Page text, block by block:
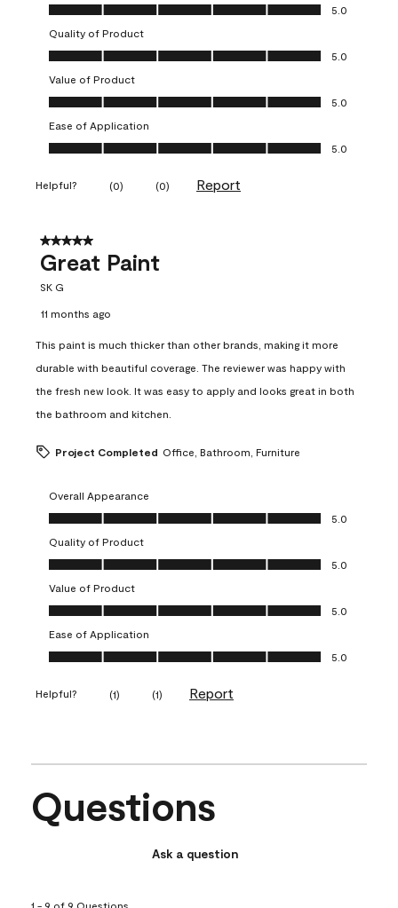
Overall Appearance, 5.0 out of 5
5.0
Quality of Product
Quality of Product, 5.0 out of 5
5.0
Value of Product
Value of Product, 5.0 out of 5
5.0
Ease of Application
Ease of Application, 5.0 out of 5
5.0
Helpful? (0) (0) Report
5 out of 5 stars.
Great Paint
SK G
11 months ago
This paint is much thicker than other brands, making it more
durable with beautiful coverage. The reviewer was happy with
the fresh new look. It was easy to apply and looks great in both
the bathroom and kitchen.
Project Completed Office, Bathroom, Furniture
Overall Appearance
Overall Appearance, 5.0 out of 5
5.0
Quality of Product
Quality of Product, 5.0 out of 5
5.0
Value of Product
Value of Product, 5.0 out of 5
5.0
Ease of Application
Ease of Application, 5.0 out of 5
5.0
Helpful? (1) (1) Report
Questions
Ask a question
1 - 9 of 9 Questions